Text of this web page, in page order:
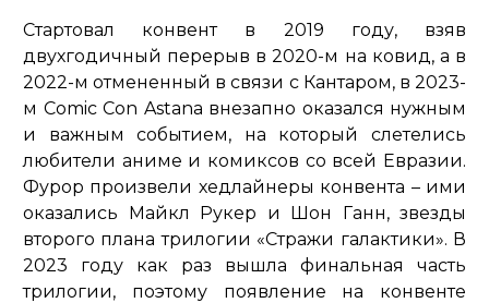
Стартовал конвент в 2019 году, взяв
двухгодичный перерыв в 2020-м на ковид, а в
2022-м отмененный в связи с Кантаром, в 2023-
м Comic Con Astana внезапно оказался нужным
и важным событием, на который слетелись
любители аниме и комиксов со всей Евразии.
Фурор произвели хедлайнеры конвента – ими
оказались Майкл Рукер и Шон Ганн, звезды
второго плана трилогии «Стражи галактики». В
2023 году как раз вышла финальная часть
трилогии, поэтому появление на конвенте